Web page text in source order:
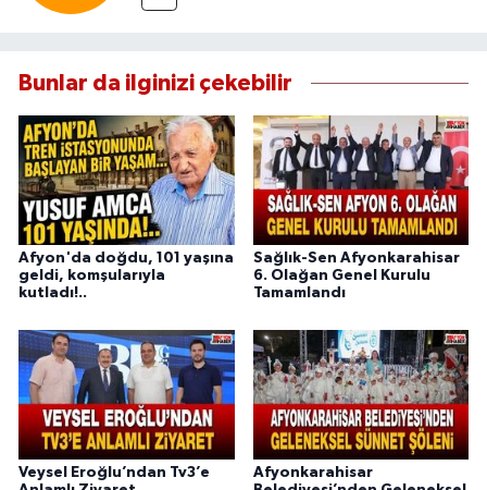
Bunlar da ilginizi çekebilir
Afyon'da doğdu, 101 yaşına
geldi, komşularıyla
kutladı!..
Sağlık-Sen Afyonkarahisar
6. Olağan Genel Kurulu
Tamamlandı
Veysel Eroğlu’ndan Tv3’e
Afyonkarahisar